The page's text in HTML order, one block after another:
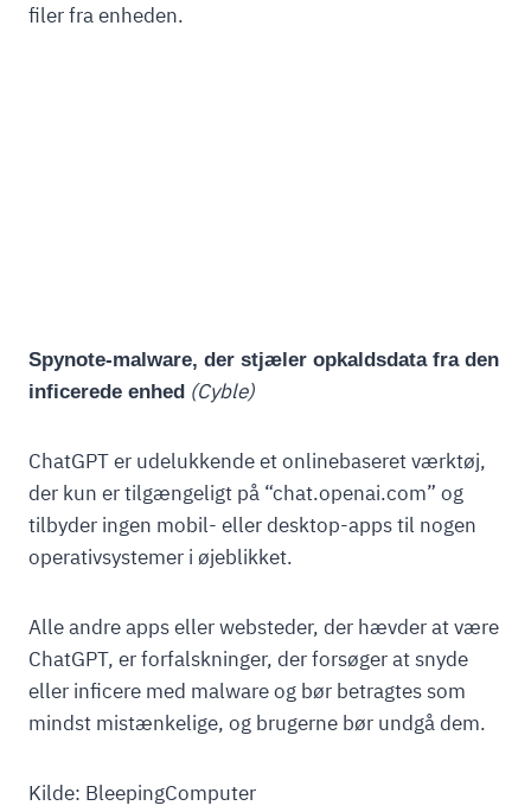
filer fra enheden.
Spynote-malware, der stjæler opkaldsdata fra den
inficerede enhed (Cyble)
ChatGPT er udelukkende et onlinebaseret værktøj,
der kun er tilgængeligt på “chat.openai.com” og
tilbyder ingen mobil- eller desktop-apps til nogen
operativsystemer i øjeblikket.
Alle andre apps eller websteder, der hævder at være
ChatGPT, er forfalskninger, der forsøger at snyde
eller inficere med malware og bør betragtes som
mindst mistænkelige, og brugerne bør undgå dem.
Kilde: BleepingComputer